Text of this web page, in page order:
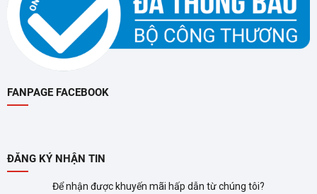
FANPAGE FACEBOOK
ĐĂNG KÝ NHẬN TIN
Để nhận được khuyến mãi hấp dẫn từ chúng tôi?